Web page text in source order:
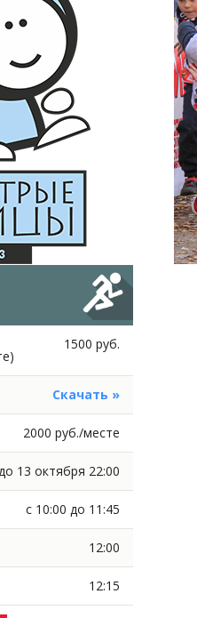
1500 руб.
Скачать »
2000 руб./месте
13 октября 22:00
с 10:00 до 11:45
12:00
12:15